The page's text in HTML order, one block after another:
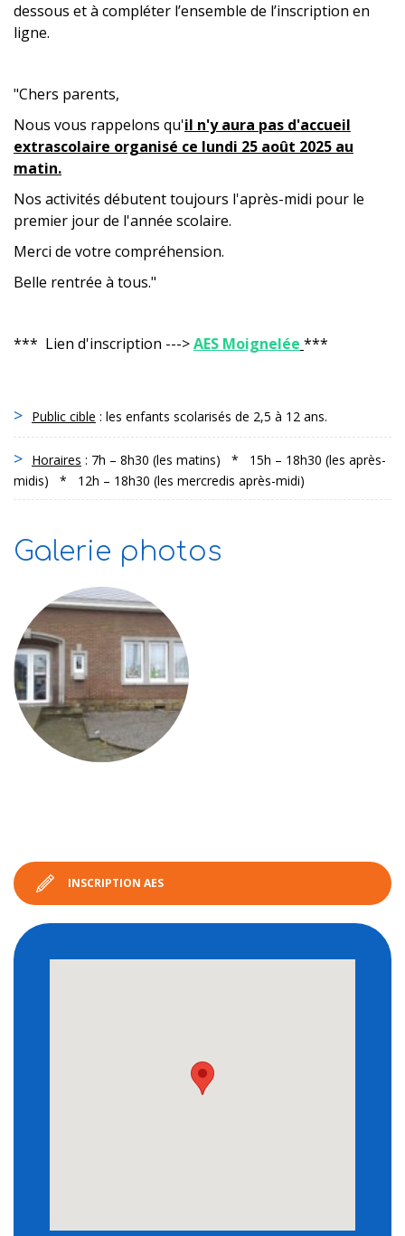
dessous et à compléter l’ensemble de l’inscription en
ligne.
"Chers parents,
Nous vous rappelons qu'il n'y aura pas d'accueil
extrascolaire organisé ce lundi 25 août 2025 au
matin.
Nos activités débutent toujours l'après-midi pour le
premier jour de l'année scolaire.
Merci de votre compréhension.
Belle rentrée à tous."
*** Lien d'inscription --->AES Moignelée ***
Public cible : les enfants scolarisés de 2,5 à 12 ans.
Horaires : 7h – 8h30 (les matins) * 15h – 18h30 (les après-
midis) * 12h – 18h30 (les mercredis après-midi)
Galerie photos
INSCRIPTION AES